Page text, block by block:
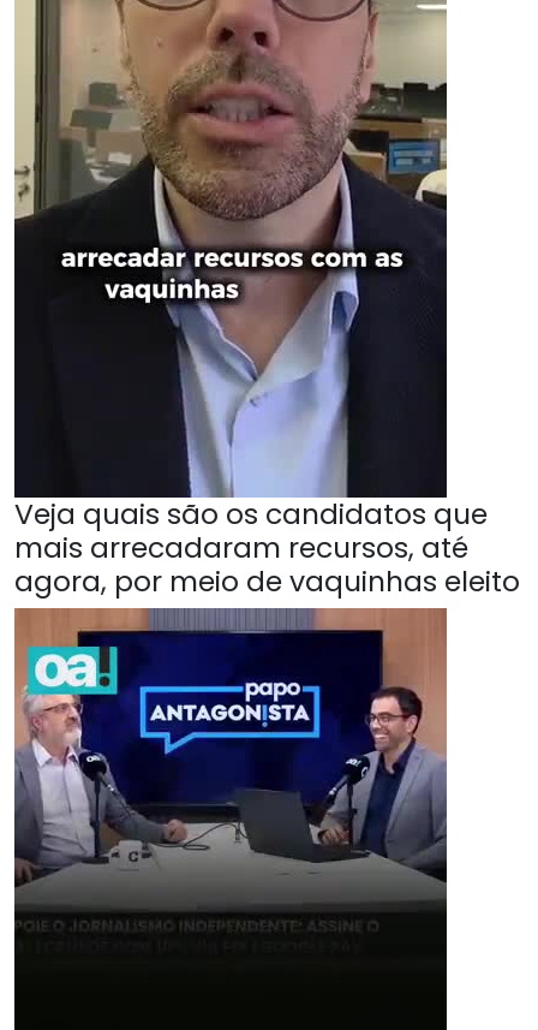
Veja quais são os candidatos que
mais arrecadaram recursos, até
agora, por meio de vaquinhas eleito